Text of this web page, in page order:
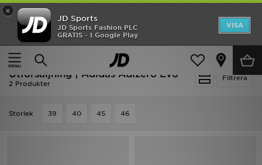
×
JD Sports
JD Sports Fashion PLC
GRATIS - I Google Play
VISA
Ny termin, ny stil Essentials för skolstarten
Hem
Utförsäljning | Adidas Adizero Evo
Filtrera
Utförsäljning | Adidas Adizero Evo
2 Produkter
Storlek 39 40 45 46
Hem
Rea
Nyheter